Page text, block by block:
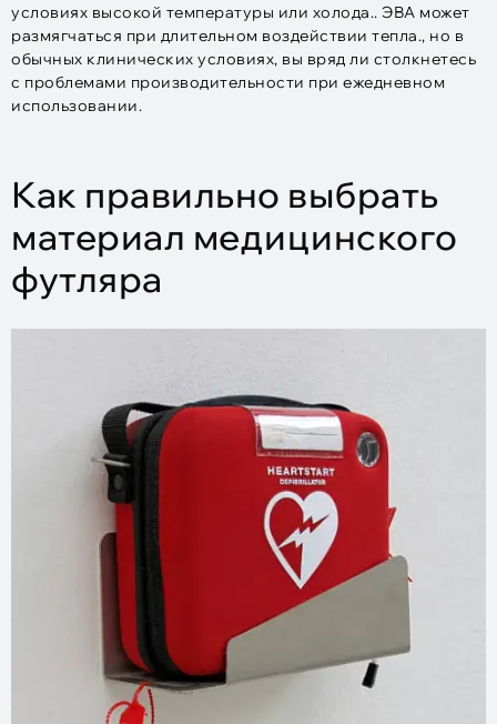
условиях высокой температуры или холода.. ЭВА может
размягчаться при длительном воздействии тепла., но в
обычных клинических условиях, вы вряд ли столкнетесь
с проблемами производительности при ежедневном
использовании.
Как правильно выбрать
материал медицинского
футляра